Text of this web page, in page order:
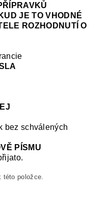
JE TO VHODNÉ
ROZHODNUTÍ O
bez schválených
PÍSMU
položce.